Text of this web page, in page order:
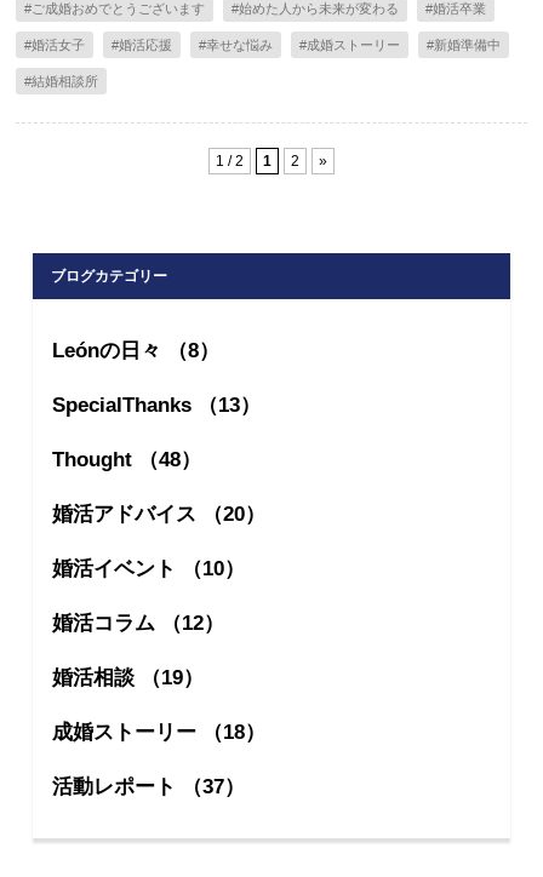
#ご成婚おめでとうございます #始めた人から未来が変わる #婚活卒業
#婚活女子 #婚活応援 #幸せな悩み #成婚ストーリー #新婚準備中
#結婚相談所
1 / 2 1 2 »
ブログカテゴリー
Leónの日々 （8）
SpecialThanks （13）
Thought （48）
婚活アドバイス （20）
婚活イベント （10）
婚活コラム （12）
婚活相談 （19）
成婚ストーリー （18）
活動レポート （37）